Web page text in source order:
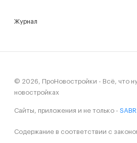
Журнал
© 2026, ПроНовостройки - Всё, что
новостройках
Сайты, приложения и не только - SABR
Содержание в соответствии с